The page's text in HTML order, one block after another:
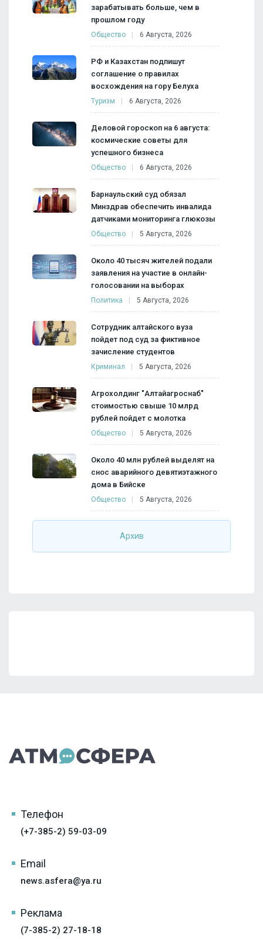
зарабатывать больше, чем в
прошлом году
Общество 6 Августа, 2026
РФ и Казахстан подпишут
соглашение о правилах
восхождения на гору Белуха
Туризм 6 Августа, 2026
Деловой гороскоп на 6 августа:
космические советы для
успешного бизнеса
Общество 6 Августа, 2026
Барнаульский суд обязал
Минздрав обеспечить инвалида
датчиками мониторинга глюкозы
Общество 5 Августа, 2026
Около 40 тысяч жителей подали
заявления на участие в онлайн-
голосовании на выборах
Политика 5 Августа, 2026
Сотрудник алтайского вуза
пойдет под суд за фиктивное
зачисление студентов
Криминал 5 Августа, 2026
Агрохолдинг "Алтайагроснаб"
стоимостью свыше 10 млрд
рублей пойдет с молотка
Общество 5 Августа, 2026
Около 40 млн рублей выделят на
снос аварийного девятиэтажного
дома в Бийске
Общество 5 Августа, 2026
Архив
Телефон
(+7-385-2) 59-03-09
Email
news.asfera@ya.ru
Реклама
(7-385-2) 27-18-18